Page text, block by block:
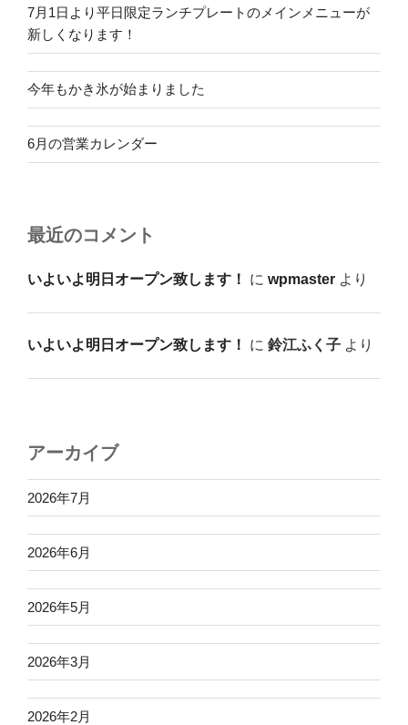
7月1日より平日限定ランチプレートのメインメニューが
新しくなります！
今年もかき氷が始まりました
6月の営業カレンダー
最近のコメント
いよいよ明日オープン致します！ に wpmaster より
いよいよ明日オープン致します！ に 鈴江ふく子 より
アーカイブ
2026年7月
2026年6月
2026年5月
2026年3月
2026年2月